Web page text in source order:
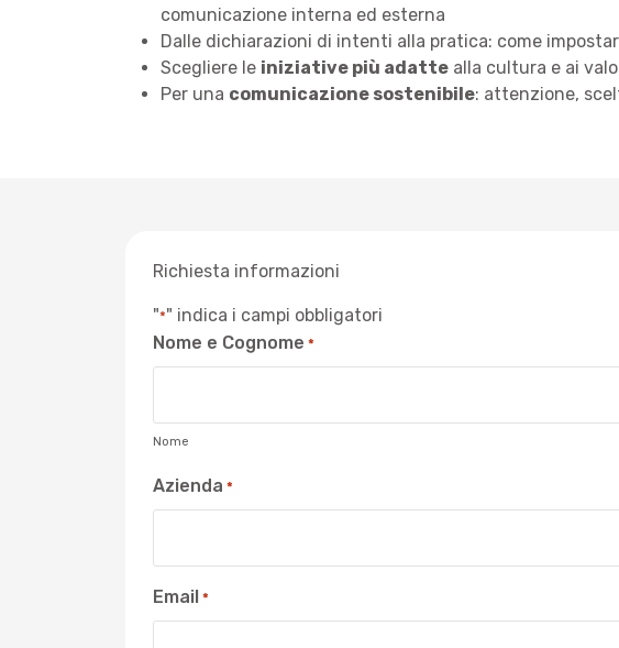
comunicazione interna ed esterna
Dalle dichiarazioni di intenti alla pratica: come
Scegliere le iniziative più adatte alla cultura e ai
Per una comunicazione sostenibile: attenzione,
Richiesta informazioni
"*" indica i campi obbligatori
Nome e Cognome *
Nome
Azienda *
Email *